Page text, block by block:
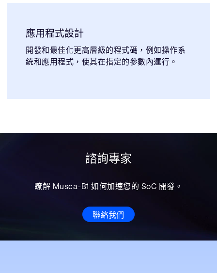
應用程式設計
開發和最佳化更高層級的程式碼，例如操作系
統和應用程式，使其在指定的參數內運行。
諮詢專家
瞭解 Musca-B1 如何加速您的 SoC 開發。
聯絡我們